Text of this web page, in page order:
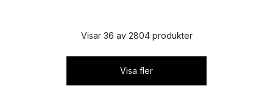
Visar 36 av 2804 produkter
Visa fler